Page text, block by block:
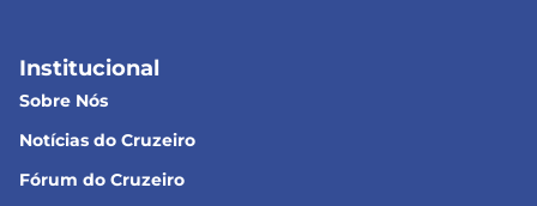
Institucional
Sobre Nós
Notícias do Cruzeiro
Fórum do Cruzeiro